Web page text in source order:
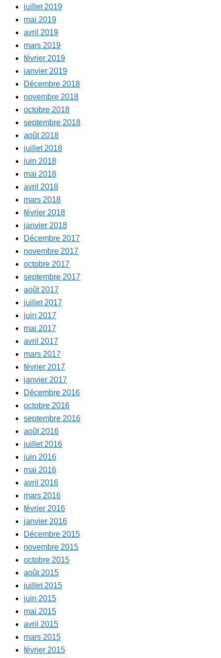
juillet 2019
mai 2019
avril 2019
mars 2019
février 2019
janvier 2019
Décembre 2018
novembre 2018
octobre 2018
septembre 2018
août 2018
juillet 2018
juin 2018
mai 2018
avril 2018
mars 2018
février 2018
janvier 2018
Décembre 2017
novembre 2017
octobre 2017
septembre 2017
août 2017
juillet 2017
juin 2017
mai 2017
avril 2017
mars 2017
février 2017
janvier 2017
Décembre 2016
octobre 2016
septembre 2016
août 2016
juillet 2016
juin 2016
mai 2016
avril 2016
mars 2016
février 2016
janvier 2016
Décembre 2015
novembre 2015
octobre 2015
août 2015
juillet 2015
juin 2015
mai 2015
avril 2015
mars 2015
février 2015